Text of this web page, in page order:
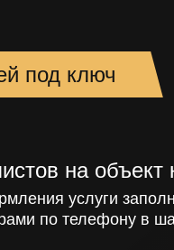
под ключ
на объект
услуги
по телефону в